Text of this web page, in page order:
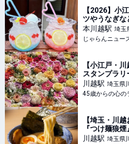
【2026】小
ツやうなぎな
ニュース
本川越駅 埼玉
じゃらんニュー
【小江戸・
スタンプラリ
川越駅 埼玉県
45歳からの心の
【埼玉・川
『つけ麺狼
川越駅 埼玉県